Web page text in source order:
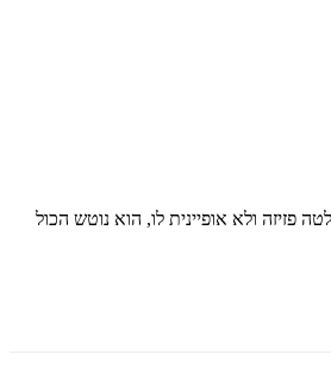
ולא אופיינית לו, הוא נוטש הכול